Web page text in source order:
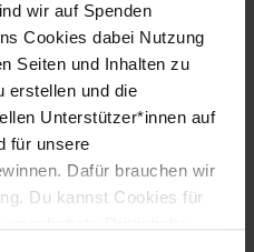
wir auf Spenden
Cookies dabei Nutzung
Seiten und Inhalten zu
erstellen und die
Unterstützer*innen auf
für unsere
Dafür brauchen wir
Du kannst Cookies für
Arnold Stofile
Fax: 030 – 220 731 90 E-